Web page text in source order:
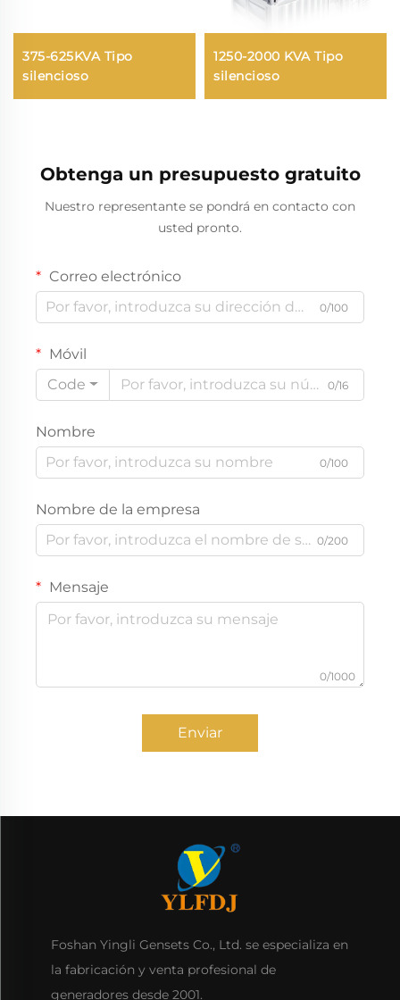
375-625KVA Tipo
silencioso
1250-2000 KVA Tipo
silencioso
Obtenga un presupuesto gratuito
Nuestro representante se pondrá en contacto con
usted pronto.
Correo electrónico
0/100
Móvil
Code
0/16
Nombre
0/100
Nombre de la empresa
0/200
Mensaje
0/1000
Enviar
Foshan Yingli Gensets Co., Ltd. se especializa en
la fabricación y venta profesional de
generadores desde 2001.